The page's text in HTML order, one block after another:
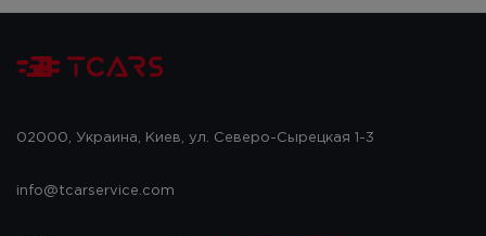
02000, Украина, Киев, ул. Северо-Сырецкая 1-3
info@tcarservice.com